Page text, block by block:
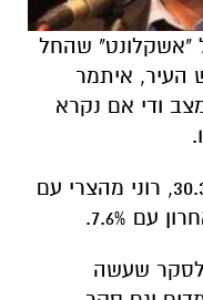
"אשקלונט" שהחל
איתמר
ודי אם נקרא
תומר גלאם במקום השני עם 30.3%, רוני מהצרי עם
לסקר שעשה